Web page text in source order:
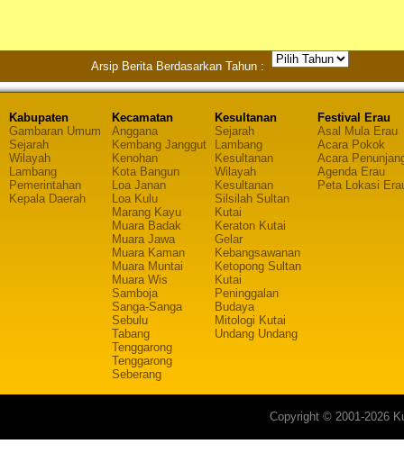
Arsip Berita Berdasarkan Tahun :
Kabupaten
Gambaran Umum
Sejarah
Wilayah
Lambang
Pemerintahan
Kepala Daerah
Kecamatan
Anggana
Kembang Janggut
Kenohan
Kota Bangun
Loa Janan
Loa Kulu
Marang Kayu
Muara Badak
Muara Jawa
Muara Kaman
Muara Muntai
Muara Wis
Samboja
Sanga-Sanga
Sebulu
Tabang
Tenggarong
Tenggarong
Seberang
Kesultanan
Sejarah
Lambang
Kesultanan
Wilayah
Kesultanan
Silsilah Sultan
Kutai
Keraton Kutai
Gelar
Kebangsawanan
Ketopong Sultan
Kutai
Peninggalan
Budaya
Mitologi Kutai
Undang Undang
Festival Erau
Asal Mula Erau
Acara Pokok
Acara
Agenda Erau
Peta Lokasi
Copyright © 2001-2026